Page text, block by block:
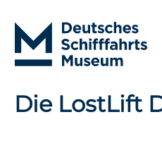
Die LostLift